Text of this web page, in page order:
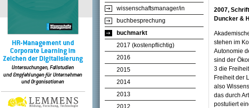
wissenschaftsmanager/in
buchbesprechung
buchmarkt
2017 (kostenpflichtig)
2016
2015
2014
2013
2012
2007,
Duncker &
stehen im
Autonomie
sind der
3 die
Freiheit der
also
das durch
postuliert